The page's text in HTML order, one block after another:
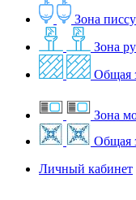
Зона
Зона
Общая
Зона
Общая
Личный кабинет